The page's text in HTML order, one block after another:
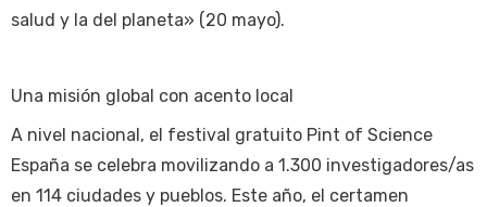
salud y la del planeta» (20 mayo).
Una misión global con acento local
A nivel nacional, el festival gratuito Pint of Science
España se celebra movilizando a 1.300 investigadores/as
en 114 ciudades y pueblos. Este año, el certamen